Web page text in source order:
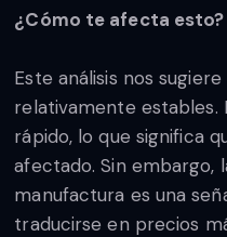
¿Cómo te afecta esto?
Este análisis nos
relativamente estables.
rápido, lo que significa
afectado. Sin embargo,
manufactura es una
traducirse en precios